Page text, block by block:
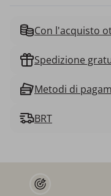
Con l'acquisto
Spedizione
Metodi di
BRT